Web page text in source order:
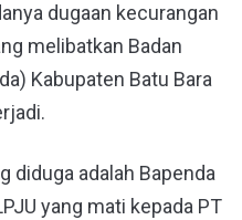
dugaan kecurangan
melibatkan Badan
Kabupaten Batu Bara
diduga adalah Bapenda
yang mati kepada PT